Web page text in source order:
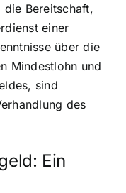
Bereitschaft,
einer
über die
Mindestlohn und
sind
des
Ein